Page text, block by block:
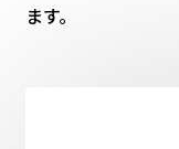
ます。